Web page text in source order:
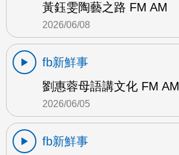
黃鈺雯陶藝之路 FM AM
2026/06/08
fb新鮮事
劉惠蓉母語講文化 FM AM
2026/06/05
fb新鮮事